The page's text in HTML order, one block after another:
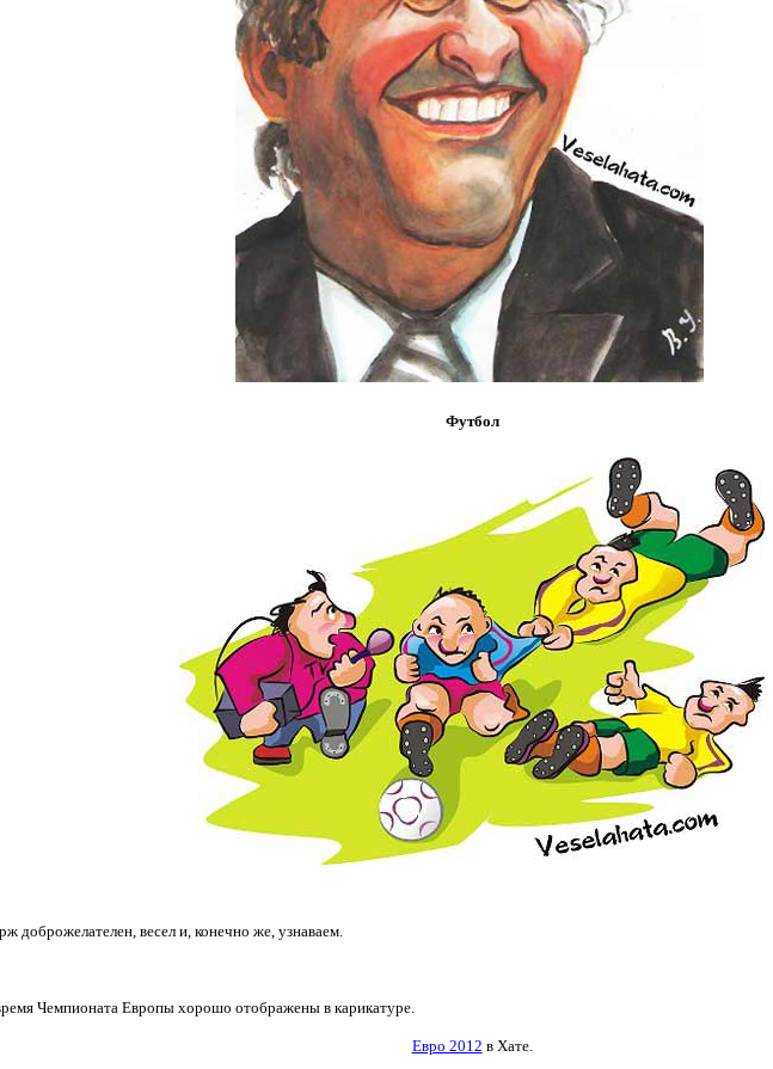
Футбол
весел и, конечно же, узнаваем.
Чемпионата Европы хорошо отображены в карикатуре.
Евро 2012 в Хате.